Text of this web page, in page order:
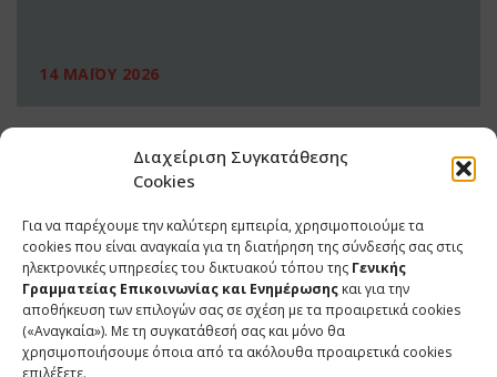
Διαχείριση Συγκατάθεσης
Cookies
Για να παρέχουμε την καλύτερη εμπειρία, χρησιμοποιούμε τα
cookies που είναι αναγκαία για τη διατήρηση της σύνδεσής σας στις
ηλεκτρονικές υπηρεσίες του δικτυακού τόπου της Γενικής
Γραμματείας Επικοινωνίας και Ενημέρωσης και για την
αποθήκευση των επιλογών σας σε σχέση με τα προαιρετικά cookies
(«Αναγκαία»). Με τη συγκατάθεσή σας και μόνο θα
χρησιμοποιήσουμε όποια από τα ακόλουθα προαιρετικά cookies
επιλέξετε.
14 ΜΑΪΟΥ 2026
ΕΠΙΚΟΙΝΩΝΙΑ